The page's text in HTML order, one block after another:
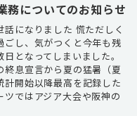
務についてのお知らせ
話になりました 慌ただしく
ごし、気がつくと今年も残
となってしまいました。
終息宣言から夏の猛暑（夏
計開始以降最高を記録した
ツではアジア大会や阪神の